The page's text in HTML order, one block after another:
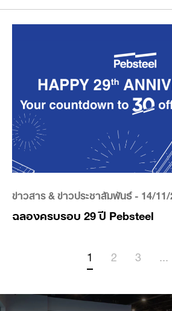
ข่าวสาร & ข่าวประชาสัมพันธ์- 14/
ฉลองครบรอบ 29 ปี Pebsteel
1
2 3 ...